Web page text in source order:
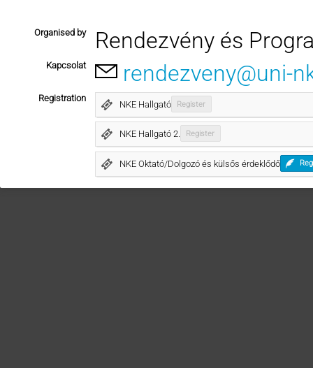
Organised by Rendezvény és
Kapcsolat rendezveny@uni-
Registration
NKE Hallgató Register
NKE Hallgató 2. Register
NKE Oktató/Dolgozó és külsős érdeklődő